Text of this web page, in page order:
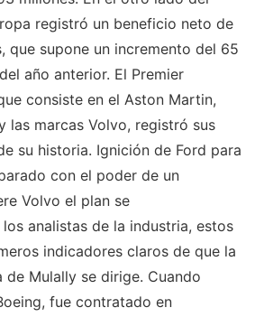
registró un beneficio neto de
que supone un incremento del 65
año anterior. El Premier
consiste en el Aston Martin,
las marcas Volvo, registró sus
su historia. Ignición de Ford para
con el poder de un
Volvo el plan se
analistas de la industria, estos
indicadores claros de que la
de Mulally se dirige. Cuando
fue contratado en